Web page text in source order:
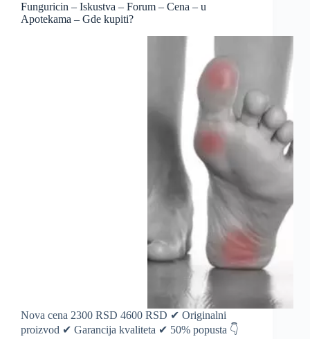
Funguricin – Iskustva – Forum – Cena – u
Apotekama – Gde kupiti?
Nova cena 2300 RSD 4600 RSD ✔ Originalni
proizvod ✔ Garancija kvaliteta ✔ 50% popusta 👇